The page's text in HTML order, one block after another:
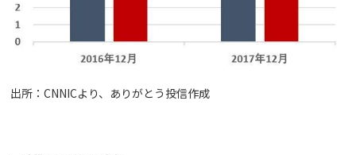
出所：CNNICより、ありがとう投信作成